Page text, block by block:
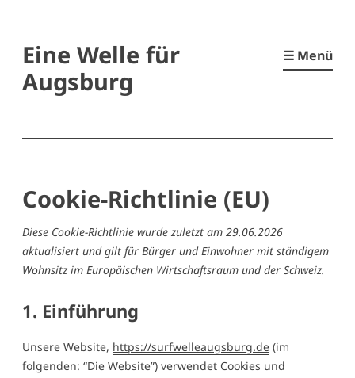
Inhalt
springen
Eine Welle für
Augsburg
☰ Menü
Cookie-Richtlinie (EU)
Diese Cookie-Richtlinie wurde zuletzt am 29.06.2026
aktualisiert und gilt für Bürger und Einwohner mit ständigem
Wohnsitz im Europäischen Wirtschaftsraum und der Schweiz.
1. Einführung
Unsere Website, https://surfwelleaugsburg.de (im
folgenden: “Die Website”) verwendet Cookies und